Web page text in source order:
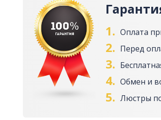
1. Оплата
2. Перед
3.
4. Обмен и
5. Люстры